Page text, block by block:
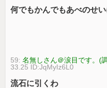
何でもかんでもあべのせ
59:名無しさん＠涙目です。(
33.25 ID:JqMyIz6L0
流石に引くわ